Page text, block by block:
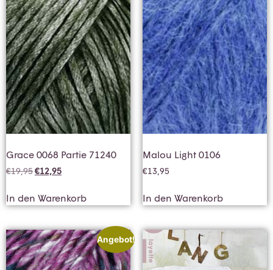
Grace 0068 Partie 71240
€19,95€12,95
In den Warenkorb
Malou Light 0106
€13,95
In den Warenkorb
Angebot!